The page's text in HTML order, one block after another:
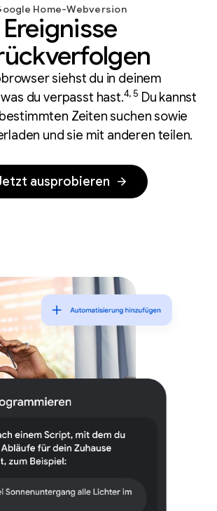
Home-Webversion
Ereignisse
siehst du in deinem
du verpasst hast.4, 5 Du kannst
Zeiten suchen sowie
und sie mit anderen teilen.
ausprobieren